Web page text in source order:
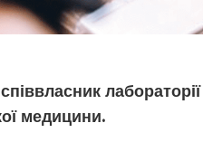
медицини.